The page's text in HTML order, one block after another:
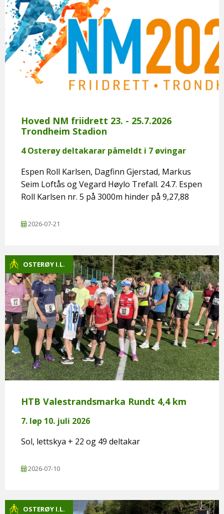
Hoved NM friidrett 23. - 25.7.2026
Trondheim Stadion
4 Osterøy deltakarar påmeldt i 7 øvingar
Espen Roll Karlsen, Dagfinn Gjerstad, Markus
Seim Loftås og Vegard Høylo Trefall. 24.7. Espen
Roll Karlsen nr. 5 på 3000m hinder på 9,27,88
2026-07-21
OSTERØY I.L.
HTB Valestrandsmarka Rundt 4,4 km
7. løp 10. juli 2026
Sol, lettskya + 22 og 49 deltakar
2026-07-10
OSTERØY I.L.